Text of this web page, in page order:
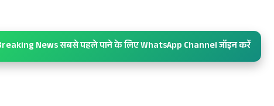
News सबसे पहले पाने के लिए WhatsApp Channel जॉइन करें